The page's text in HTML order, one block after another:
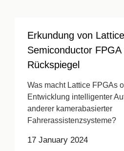
Erkundung von Lattice
Semiconductor
Rückspiegel
Was macht Lattice FPGAs
Entwicklung intelligenter
anderer kamerabasierter
Fahrerassistenzsysteme?
17 January 2024